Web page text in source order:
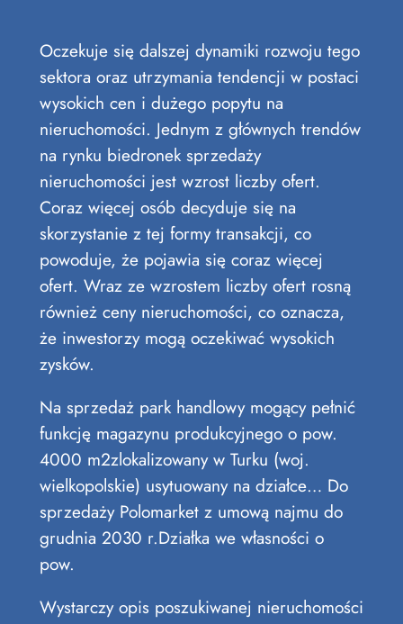
Oczekuje się dalszej dynamiki rozwoju tego
sektora oraz utrzymania tendencji w postaci
wysokich cen i dużego popytu na
nieruchomości. Jednym z głównych trendów
na rynku biedronek sprzedaży
nieruchomości jest wzrost liczby ofert.
Coraz więcej osób decyduje się na
skorzystanie z tej formy transakcji, co
powoduje, że pojawia się coraz więcej
ofert. Wraz ze wzrostem liczby ofert rosną
również ceny nieruchomości, co oznacza,
że inwestorzy mogą oczekiwać wysokich
zysków.
Na sprzedaż park handlowy mogący pełnić
funkcję magazynu produkcyjnego o pow.
4000 m2zlokalizowany w Turku (woj.
wielkopolskie) usytuowany na działce… Do
sprzedaży Polomarket z umową najmu do
grudnia 2030 r.Działka we własności o
pow.
Wystarczy opis poszukiwanej nieruchomości